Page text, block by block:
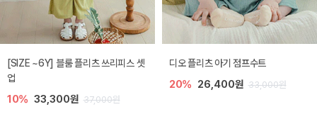
[SIZE ~6Y] 블룸 플리츠 쓰리피스 셋
업
10% 33,300원 37,000원
디오 플리츠 아기 점프수트
20% 26,400원 33,000원